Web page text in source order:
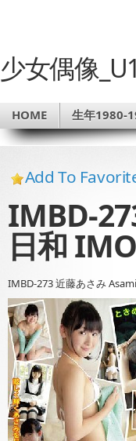
少女偶像
HOME 生年1980-
Add To
IMBD-
日和
IMBD-273 近藤あさみ